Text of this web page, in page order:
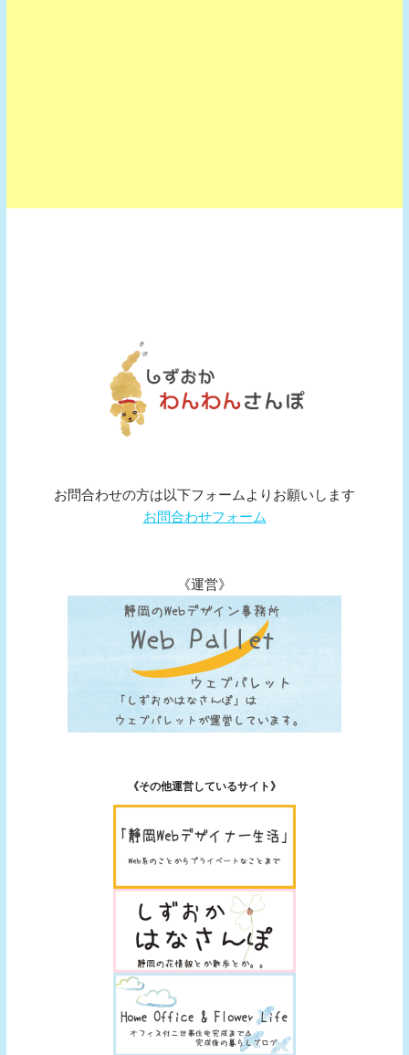
お問合わせの方は以下フォームよりお願いします
お問合わせフォーム
《運営》
《その他運営しているサイト》